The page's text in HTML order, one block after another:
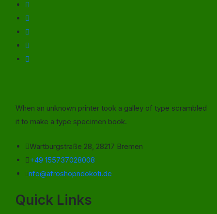
When an unknown printer took a galley of type scrambled
it to make a type specimen book.
Wartburgstraße 28, 28217 Bremen
+49 155737028008
nfo@afroshopndokoti.de
Quick Links